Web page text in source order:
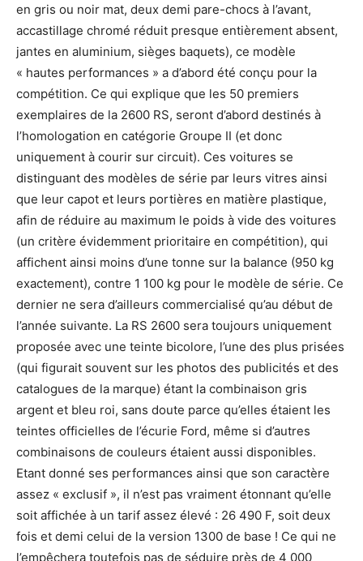
en gris ou noir mat, deux demi pare-chocs à l’avant,
accastillage chromé réduit presque entièrement absent,
jantes en aluminium, sièges baquets), ce modèle
« hautes performances » a d’abord été conçu pour la
compétition. Ce qui explique que les 50 premiers
exemplaires de la 2600 RS, seront d’abord destinés à
l’homologation en catégorie Groupe II (et donc
uniquement à courir sur circuit). Ces voitures se
distinguant des modèles de série par leurs vitres ainsi
que leur capot et leurs portières en matière plastique,
afin de réduire au maximum le poids à vide des voitures
(un critère évidemment prioritaire en compétition), qui
affichent ainsi moins d’une tonne sur la balance (950 kg
exactement), contre 1 100 kg pour le modèle de série. Ce
dernier ne sera d’ailleurs commercialisé qu’au début de
l’année suivante. La RS 2600 sera toujours uniquement
proposée avec une teinte bicolore, l’une des plus prisées
(qui figurait souvent sur les photos des publicités et des
catalogues de la marque) étant la combinaison gris
argent et bleu roi, sans doute parce qu’elles étaient les
teintes officielles de l’écurie Ford, même si d’autres
combinaisons de couleurs étaient aussi disponibles.
Etant donné ses performances ainsi que son caractère
assez « exclusif », il n’est pas vraiment étonnant qu’elle
soit affichée à un tarif assez élevé : 26 490 F, soit deux
fois et demi celui de la version 1300 de base ! Ce qui ne
l’empêchera toutefois pas de séduire près de 4 000